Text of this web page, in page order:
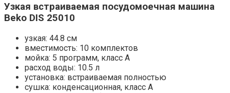
Узкая встраиваемая посудомоечная машина
Beko DIS 25010
узкая: 44.8 см
вместимость: 10 комплектов
мойка: 5 программ, класс A
расход воды: 10.5 л
установка: встраиваемая полностью
сушка: конденсационная, класс A